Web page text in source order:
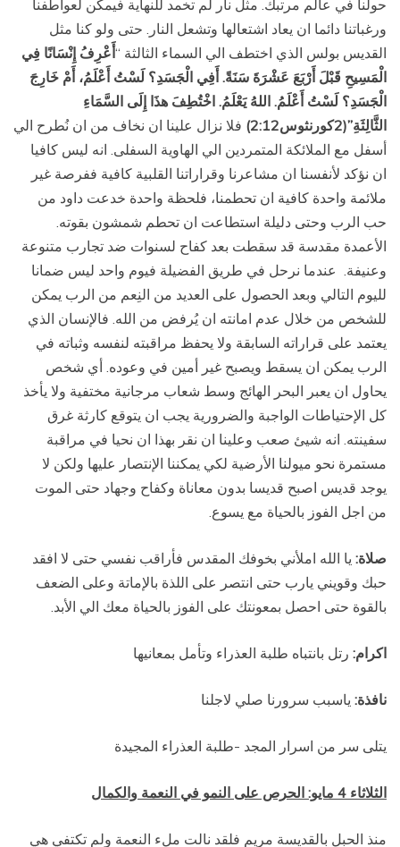
حولنا في عالم مرتبك. مثل نار لم تخمد للنهاية فيمكن لعواطفنا
ورغباتنا دائما ان يعاد اشتعالها وتشعل النار. حتى ولو كنا مثل
القديس بولس الذي اختطف الي السماء الثالثة “أَعْرِفُ إِنْسَانًا فِي
الْمَسِيحِ قَبْلَ أَرْبَعَ عَشْرَةَ سَنَةً. أَفِي الْجَسَدِ؟ لَسْتُ أَعْلَمُ، أَمْ خَارِجَ
الْجَسَدِ؟ لَسْتُ أَعْلَمُ. اللهُ يَعْلَمُ. اخْتُطِفَ هذَا إِلَى السَّمَاءِ
الثَّالِثَةِ”(2كورنثوس2:12)
فلا نزال علينا ان نخاف من ان نُطرح الي
أسفل مع الملائكة المتمردين الي الهاوية السفلى. انه ليس كافيا
ان نؤكد لأنفسنا ان مشاعرنا وقراراتنا القلبية كافية ففرصة غير
ملائمة واحدة كافية ان تحطمنا، فلحظة واحدة خدعت داود من
حب الرب وحتى دليلة استطاعت ان تحطم شمشون بقوته.
الأعمدة مقدسة قد سقطت بعد كفاح لسنوات ضد تجارب متنوعة
وعنيفة. عندما نرحل في طريق الفضيلة فيوم واحد ليس ضمانا
لليوم التالي وبعد الحصول على العديد من النِعم من الرب يمكن
للشخص من خلال عدم امانته ان يُرفض من الله. فالإنسان الذي
يعتمد على قراراته السابقة ولا يحفظ مراقبته لنفسه وثباته في
الرب يمكن ان يسقط ويصبح غير أمين في وعوده. أي شخص
يحاول ان يعبر البحر الهائج وسط شعاب مرجانية مختفية ولا يأخذ
كل الإحتياطات الواجبة والضرورية يجب ان يتوقع كارثة غرق
سفينته. انه شيئ صعب وعلينا ان نقر بهذا ان نحيا في مراقبة
مستمرة نحو ميولنا الأرضية لكي يمكننا الإنتصار عليها ولكن لا
يوجد قديس اصبح قديسا بدون معاناة وكفاح وجهاد حتى الموت
من اجل الفوز بالحياة مع يسوع.
صلاة: يا الله املأني بخوفك المقدس فأراقب نفسي حتى لا افقد
حبك وقويني يارب حتى انتصر على اللذة بالإماتة وعلى الضعف
بالقوة حتى احصل بمعونتك على الفوز بالحياة معك الي الأبد.
اكرام: رتل بانتباه طلبة العذراء وتأمل بمعانيها
نافذة: ياسبب سرورنا صلي لاجلنا
يتلى سر من اسرار المجد -طلبة العذراء المجيدة
الثلاثاء 4 مايو: الحرص على النمو في النعمة والكمال
منذ الحبل بالقديسة مريم فلقد نالت ملء النعمة ولم تكتفي هي